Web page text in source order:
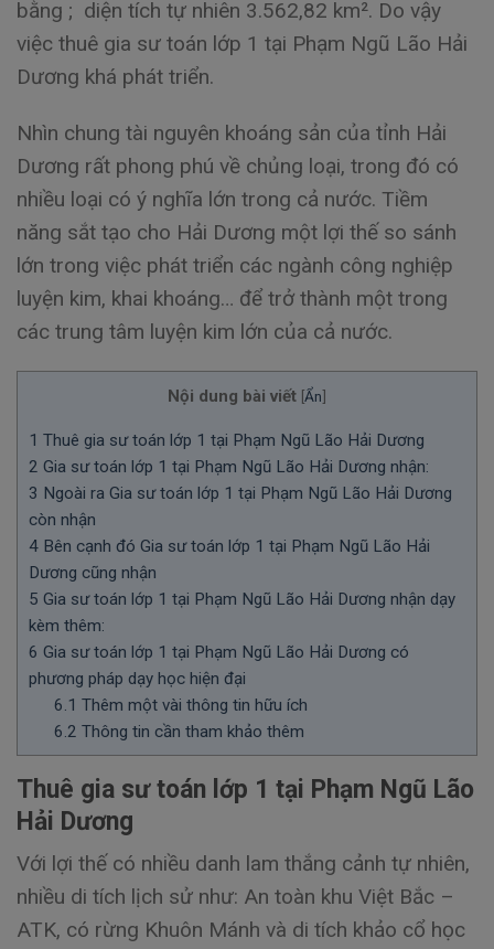
bằng ; diện tích tự nhiên 3.562,82 km². Do vậy
việc thuê gia sư toán lớp 1 tại Phạm Ngũ Lão Hải
Dương khá phát triển.
Nhìn chung tài nguyên khoáng sản của tỉnh Hải
Dương rất phong phú về chủng loại, trong đó có
nhiều loại có ý nghĩa lớn trong cả nước. Tiềm
năng sắt tạo cho Hải Dương một lợi thế so sánh
lớn trong việc phát triển các ngành công nghiệp
luyện kim, khai khoáng… để trở thành một trong
các trung tâm luyện kim lớn của cả nước.
Nội dung bài viết [Ẩn]
1 Thuê gia sư toán lớp 1 tại Phạm Ngũ Lão Hải Dương
2 Gia sư toán lớp 1 tại Phạm Ngũ Lão Hải Dương nhận:
3 Ngoài ra Gia sư toán lớp 1 tại Phạm Ngũ Lão Hải Dương
còn nhận
4 Bên cạnh đó Gia sư toán lớp 1 tại Phạm Ngũ Lão Hải
Dương cũng nhận
5 Gia sư toán lớp 1 tại Phạm Ngũ Lão Hải Dương nhận dạy
kèm thêm:
6 Gia sư toán lớp 1 tại Phạm Ngũ Lão Hải Dương có
phương pháp dạy học hiện đại
6.1 Thêm một vài thông tin hữu ích
6.2 Thông tin cần tham khảo thêm
Thuê gia sư toán lớp 1 tại Phạm Ngũ Lão
Hải Dương
Với lợi thế có nhiều danh lam thắng cảnh tự nhiên,
nhiều di tích lịch sử như: An toàn khu Việt Bắc –
ATK, có rừng Khuôn Mánh và di tích khảo cổ học